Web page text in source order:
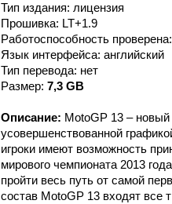
Тип издания: лицензия
Прошивка: LT+1.9
Работоспособность
Язык интерфейса: английский
Тип перевода: нет
Размер: 7,3 GB
Описание: MotoGP 13 – новый
усовершенствованной
игроки имеют возможность
мирового чемпионата 2013
пройти весь путь от самой
состав MotoGP 13 входят все